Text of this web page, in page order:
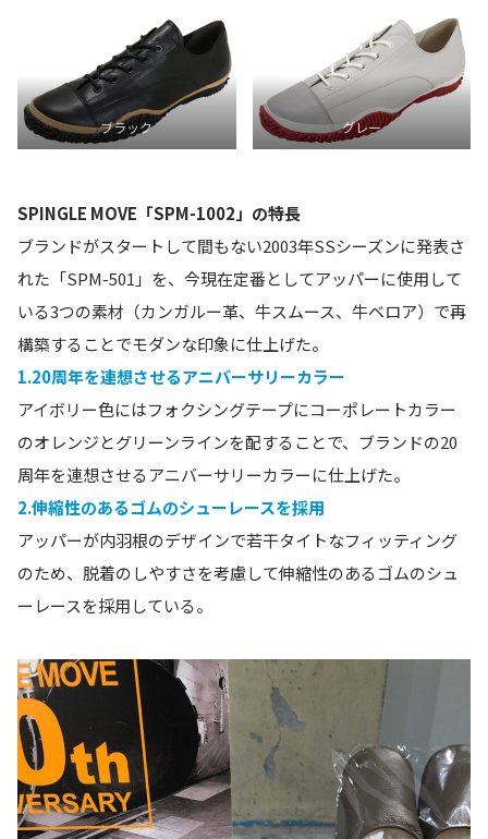
ブラック グレー
SPINGLE MOVE「SPM-1002」の特長
ブランドがスタートして間もない2003年SSシーズンに発表さ
れた「SPM-501」を、今現在定番としてアッパーに使用して
いる3つの素材（カンガルー革、牛スムース、牛ベロア）で再
構築することでモダンな印象に仕上げた。
1.20周年を連想させるアニバーサリーカラー
アイボリー色にはフォクシングテープにコーポレートカラー
のオレンジとグリーンラインを配することで、ブランドの20
周年を連想させるアニバーサリーカラーに仕上げた。
2.伸縮性のあるゴムのシューレースを採用
アッパーが内羽根のデザインで若干タイトなフィッティング
のため、脱着のしやすさを考慮して伸縮性のあるゴムのシュ
ーレースを採用している。